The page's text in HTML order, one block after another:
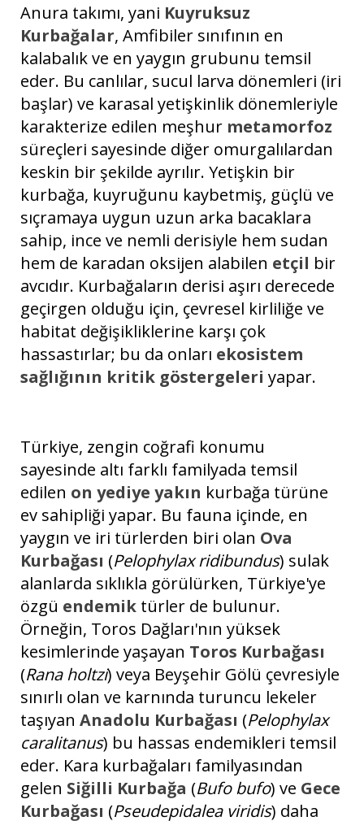
Anura takımı, yani Kuyruksuz
Kurbağalar, Amfibiler sınıfının en
kalabalık ve en yaygın grubunu temsil
eder. Bu canlılar, sucul larva dönemleri (iri
başlar) ve karasal yetişkinlik dönemleriyle
karakterize edilen meşhur metamorfoz
süreçleri sayesinde diğer omurgalılardan
keskin bir şekilde ayrılır. Yetişkin bir
kurbağa, kuyruğunu kaybetmiş, güçlü ve
sıçramaya uygun uzun arka bacaklara
sahip, ince ve nemli derisiyle hem sudan
hem de karadan oksijen alabilen etçil bir
avcıdır. Kurbağaların derisi aşırı derecede
geçirgen olduğu için, çevresel kirliliğe ve
habitat değişikliklerine karşı çok
hassastırlar; bu da onları ekosistem
sağlığının kritik göstergeleri yapar.
Türkiye, zengin coğrafi konumu
sayesinde altı farklı familyada temsil
edilen on yediye yakın kurbağa türüne
ev sahipliği yapar. Bu fauna içinde, en
yaygın ve iri türlerden biri olan Ova
Kurbağası (Pelophylax ridibundus) sulak
alanlarda sıklıkla görülürken, Türkiye'ye
özgü endemik türler de bulunur.
Örneğin, Toros Dağları'nın yüksek
kesimlerinde yaşayan Toros Kurbağası
(Rana holtzi) veya Beyşehir Gölü çevresiyle
sınırlı olan ve karnında turuncu lekeler
taşıyan Anadolu Kurbağası (Pelophylax
caralitanus) bu hassas endemikleri temsil
eder. Kara kurbağaları familyasından
gelen Siğilli Kurbağa (Bufo bufo) ve Gece
Kurbağası (Pseudepidalea viridis) daha